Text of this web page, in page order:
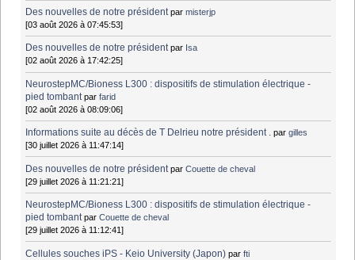
Des nouvelles de notre président parmisterjp
[03 août 2026 à 07:45:53]
Des nouvelles de notre président par Isa
[02 août 2026 à 17:42:25]
NeurostepMC/Bioness L300 : dispositifs de stimulation électrique -
pied tombant parfarid
[02 août 2026 à 08:09:06]
Informations suite au décès de T Delrieu notre président . pargilles
[30 juillet 2026 à 11:47:14]
Des nouvelles de notre président parCouette de cheval
[29 juillet 2026 à 11:21:21]
NeurostepMC/Bioness L300 : dispositifs de stimulation électrique -
pied tombant parCouette de cheval
[29 juillet 2026 à 11:12:41]
Cellules souches iPS - Keio University (Japon) parfti